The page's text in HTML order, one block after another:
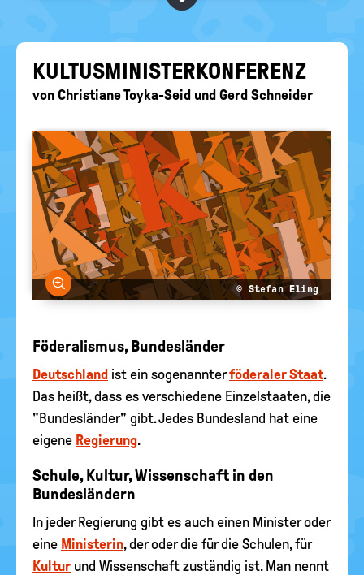
politische
EURE AKTUELLEN FRAGEN...
KUL­TUS­MI­NIS­TER­KON­FE­RENZ
von Christiane Toyka-Seid und Gerd Schneider
Bild vergrößern
© Stefan Eling
Föderalismus, Bundesländer
Deutschland ist ein sogenannterföderaler Staat.
Das heißt, dass es verschiedene Einzelstaaten, die
"Bundesländer" gibt. Jedes Bundesland hat eine
eigene Regierung.
Schule, Kultur, Wissenschaft in den
Bundesländern
In jeder Regierung gibt es auch einen Minister oder
eine Ministerin, der oder die für die Schulen, für
Kultur und Wissenschaft zuständig ist. Man nennt